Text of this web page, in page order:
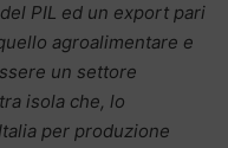
PIL ed un export pari
agroalimentare e
un settore
isola che, lo
per produzione